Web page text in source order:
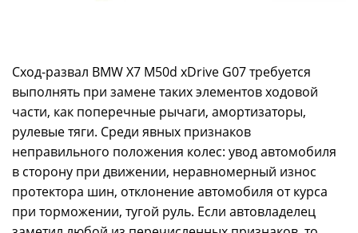
Сход-развал BMW X7 M50d xDrive G07 требуется
выполнять при замене таких элементов ходовой
части, как поперечные рычаги, амортизаторы,
рулевые тяги. Среди явных признаков
неправильного положения колес: увод автомобиля
в сторону при движении, неравномерный износ
протектора шин, отклонение автомобиля от курса
при торможении, тугой руль. Если автовладелец